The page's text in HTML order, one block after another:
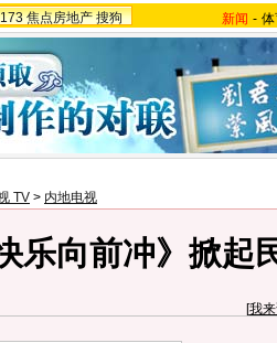
焦点房地产 搜狗 新闻 -
TV > 内地电视
乐向前冲》掀起
[我